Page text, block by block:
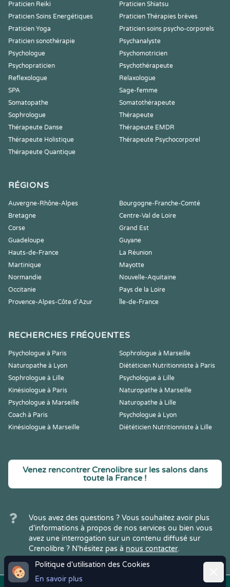
Politique d'utilisation des Cookies
En savoir plus
Praticien Reiki
Praticien Shiatsu
Praticien Soins Energétiques
Praticien Thérapies brèves
Praticien Yoga
Praticien soins psycho-corporels
Praticien sonothérapie
Psychanalyste
Psychologue
Psychomotricien
Psychopraticien
Psychothérapeute
Reflexologue
Relaxologue
SPA
Sage-femme
Somatopathe
Somatothérapeute
Sophrologue
Thérapeute
Thérapeute Danse
Thérapeute EMDR
Thérapeute Holistique
Thérapeute Psychocorporel
Thérapeute Quantique
RÉGIONS
Auvergne-Rhône-Alpes
Bourgogne-Franche-Comté
Bretagne
Centre-Val de Loire
Corse
Grand Est
Guadeloupe
Guyane
Hauts-de-France
La Réunion
Martinique
Mayotte
Normandie
Nouvelle-Aquitaine
Occitanie
Pays de la Loire
Provence-Alpes-Côte d'Azur
Île-de-France
RECHERCHES FRÉQUENTES
Psychologue à Paris
Sophrologue à Marseille
Naturopathe à Lyon
Diététicien Nutritionniste à Paris
Sophrologue à Lille
Psychologue à Lille
Kinésiologue à Paris
Naturopathe à Marseille
Psychologue à Marseille
Naturopathe à Lille
Coach à Paris
Psychologue à Lyon
Kinésiologue à Marseille
Diététicien Nutritionniste à Lille
Venez rencontrer Crenolibre sur les salons dans
toute la France !
Vous avez des questions ? Vous souhaitez avoir plus
d'informations à propos de nos services ou bien vous
avez une interrogation sur un contenu diffusé sur
Crenolibre ? N'hésitez pas à nous contacter.